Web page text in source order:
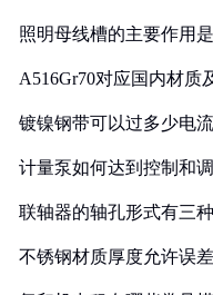
照明母线槽的主要作用
A516Gr70对应国内材质
镀镍钢带可以过多少电流
计量泵如何达到控制和
联轴器的轴孔形式有三
不锈钢材质厚度允许误